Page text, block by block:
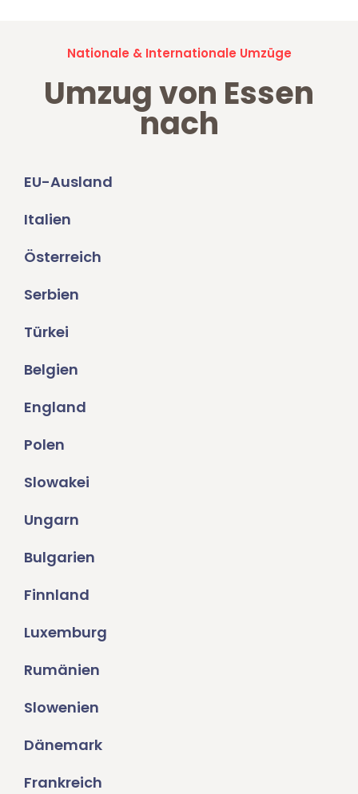
Nationale & Internationale Umzüge
Umzug von Essen
nach
EU-Ausland
Italien
Österreich
Serbien
Türkei
Belgien
England
Polen
Slowakei
Ungarn
Bulgarien
Finnland
Luxemburg
Rumänien
Slowenien
Dänemark
Frankreich